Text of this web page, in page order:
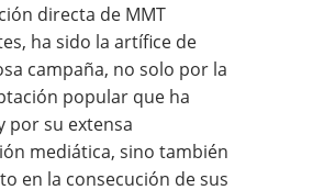
directa de MMT
ha sido la artífice de
campaña, no solo por la
popular que ha
por su extensa
mediática, sino también
en la consecución de sus